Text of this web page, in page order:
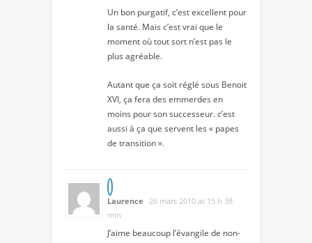
Un bon purgatif, c’est excellent pour
la santé. Mais c’est vrai que le
moment où tout sort n’est pas le
plus agréable.
Autant que ça soit réglé sous Benoit
XVI, ça fera des emmerdes en
moins pour son successeur. c’est
aussi à ça que servent les « papes
de transition ».
Laurence
26 mars 2010 at 15 h 38
min
J’aime beaucoup l’évangile de non-